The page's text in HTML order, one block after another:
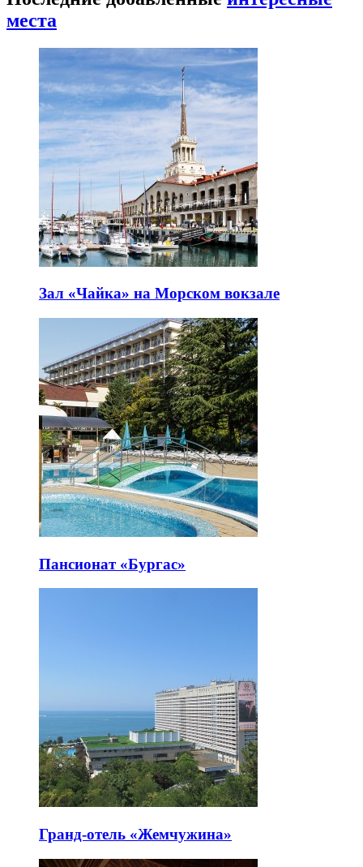
места
Зал «Чайка» на Морском вокзале
Пансионат «Бургас»
Гранд-отель «Жемчужина»